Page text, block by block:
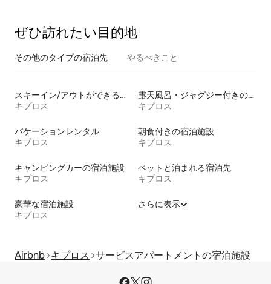
ぜひ訪⁠れ⁠た⁠い目⁠的⁠地
その他のタ⁠イ⁠プ⁠の宿⁠泊⁠先 やるべきこと
スキーイン/アウトができる宿泊先
キプロス
露天風呂・ジャグジー付きの宿泊施設
キプロス
バケーションレンタル
キプロス
朝食付きの宿泊施設
キプロス
キャンピングカーの宿泊施設
キプロス
ペットと泊まれる宿泊先
キプロス
豪華な宿泊施設
キプロス
さらに表示
Airbnb キプロス サービスアパートメントの宿泊施設